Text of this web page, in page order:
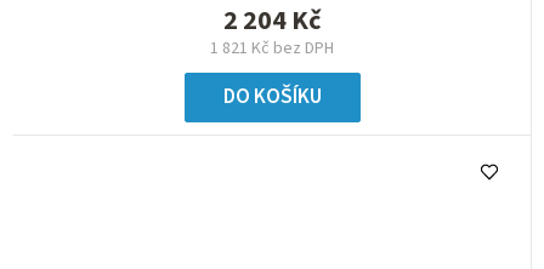
1 821 Kč bez DPH
2 204 Kč
DO KOŠÍKU